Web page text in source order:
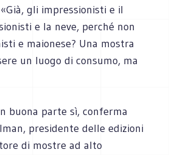
gli impressionisti e il
e la neve, perché non
e maionese? Una mostra
un luogo di consumo, ma
buona parte sì, conferma
presidente delle edizioni
di mostre ad alto